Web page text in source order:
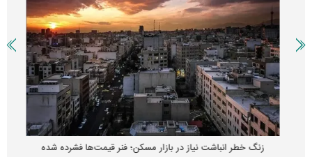
زنگ خطر انباشت نیاز در بازار مسکن؛ فنر قیمت‌ها فشرده شده